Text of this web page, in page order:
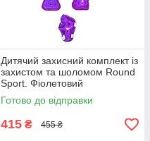
Дитячий захисний комплект із
захистом та шоломом Round
Sport. Фіолетовий
Готово до відправки
415 ₴ 455 ₴